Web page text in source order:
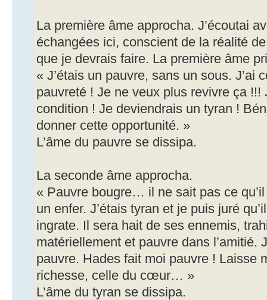
La première âme approcha. J’écoutai
échangées ici, conscient de la réalité
que je devrais faire. La première âme
« J’étais un pauvre, sans un sous. J’ai
pauvreté ! Je ne veux plus revivre ça
condition ! Je deviendrais un tyran !
donner cette opportunité. »
L’âme du pauvre se dissipa.
La seconde âme approcha.
« Pauvre bougre… il ne sait pas ce
un enfer. J’étais tyran et je puis juré
ingrate. Il sera hait de ses ennemis,
matériellement et pauvre dans l’amitié.
pauvre. Hades fait moi pauvre ! Laisse
richesse, celle du cœur… »
L’âme du tyran se dissipa.